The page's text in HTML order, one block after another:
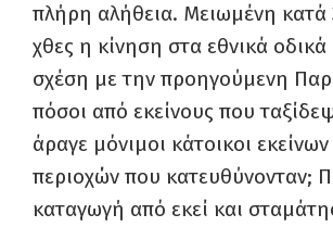
πλήρη αλήθεια. Μειωμένη κατά
χθες η κίνηση στα εθνικά οδικά
σχέση με την προηγούμενη
πόσοι από εκείνους που
άραγε μόνιμοι κάτοικοι
περιοχών που κατευθύνονταν;
καταγωγή από εκεί και